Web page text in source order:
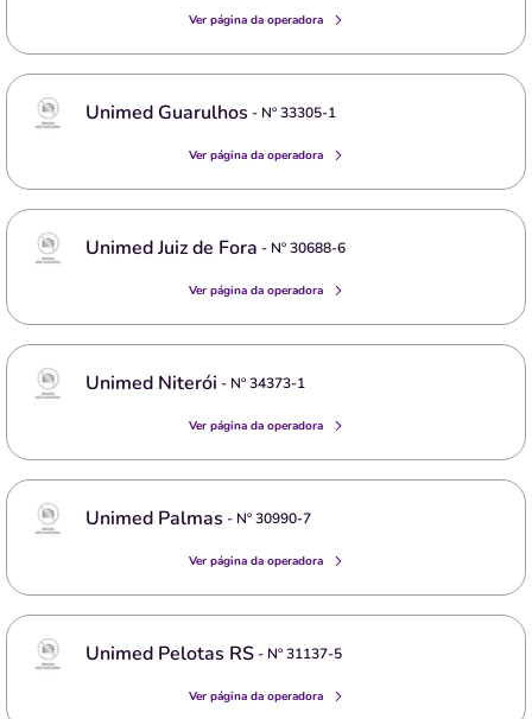
Ver página da operadora
Unimed Guarulhos - Nº33305-1
Ver página da operadora
Unimed Juiz de Fora - Nº30688-6
Ver página da operadora
Unimed Niterói - Nº34373-1
Ver página da operadora
Unimed Palmas - Nº30990-7
Ver página da operadora
Unimed Pelotas RS- Nº31137-5
Ver página da operadora